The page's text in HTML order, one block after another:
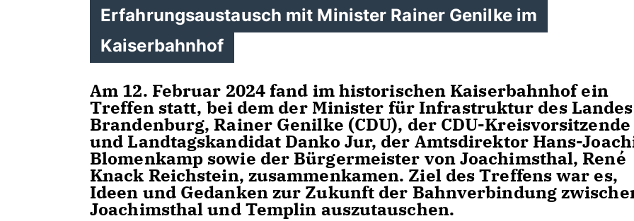
Erfahrungsaustausch mit Minister Rainer Genilke im
Kaiserbahnhof
Am 12. Februar 2024 fand im historischen Kaiserbahnhof ein
Treffen statt, bei dem der Minister für Infrastruktur des Landes
Brandenburg, Rainer Genilke (CDU), der CDU-Kreisvorsitzende
und Landtagskandidat Danko Jur, der Amtsdirektor Hans-
Blomenkamp sowie der Bürgermeister von Joachimsthal, René
Knack Reichstein, zusammenkamen. Ziel des Treffens war es,
Ideen und Gedanken zur Zukunft der Bahnverbindung
Joachimsthal und Templin auszutauschen.